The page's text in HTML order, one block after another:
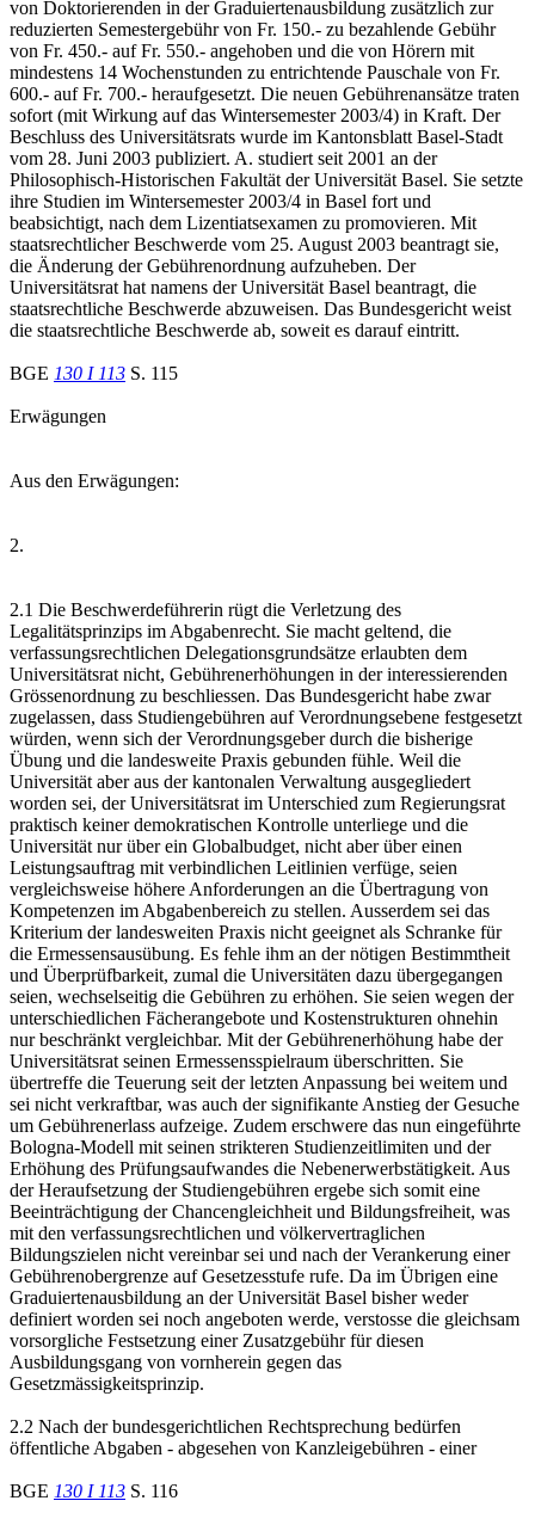
von Doktorierenden in der Graduiertenausbildung zusätzlich zur
reduzierten Semestergebühr von Fr. 150.- zu bezahlende Gebühr
von Fr. 450.- auf Fr. 550.- angehoben und die von Hörern mit
mindestens 14 Wochenstunden zu entrichtende Pauschale von Fr.
600.- auf Fr. 700.- heraufgesetzt. Die neuen Gebührenansätze traten
sofort (mit Wirkung auf das Wintersemester 2003/4) in Kraft. Der
Beschluss des Universitätsrats wurde im Kantonsblatt Basel-Stadt
vom 28. Juni 2003 publiziert. A. studiert seit 2001 an der
Philosophisch-Historischen Fakultät der Universität Basel. Sie setzte
ihre Studien im Wintersemester 2003/4 in Basel fort und
beabsichtigt, nach dem Lizentiatsexamen zu promovieren. Mit
staatsrechtlicher Beschwerde vom 25. August 2003 beantragt sie,
die Änderung der Gebührenordnung aufzuheben. Der
Universitätsrat hat namens der Universität Basel beantragt, die
staatsrechtliche Beschwerde abzuweisen. Das Bundesgericht weist
die staatsrechtliche Beschwerde ab, soweit es darauf eintritt.
BGE 130 I 113 S. 115
Erwägungen
Aus den Erwägungen:
2.
2.1 Die Beschwerdeführerin rügt die Verletzung des
Legalitätsprinzips im Abgabenrecht. Sie macht geltend, die
verfassungsrechtlichen Delegationsgrundsätze erlaubten dem
Universitätsrat nicht, Gebührenerhöhungen in der interessierenden
Grössenordnung zu beschliessen. Das Bundesgericht habe zwar
zugelassen, dass Studiengebühren auf Verordnungsebene festgesetzt
würden, wenn sich der Verordnungsgeber durch die bisherige
Übung und die landesweite Praxis gebunden fühle. Weil die
Universität aber aus der kantonalen Verwaltung ausgegliedert
worden sei, der Universitätsrat im Unterschied zum Regierungsrat
praktisch keiner demokratischen Kontrolle unterliege und die
Universität nur über ein Globalbudget, nicht aber über einen
Leistungsauftrag mit verbindlichen Leitlinien verfüge, seien
vergleichsweise höhere Anforderungen an die Übertragung von
Kompetenzen im Abgabenbereich zu stellen. Ausserdem sei das
Kriterium der landesweiten Praxis nicht geeignet als Schranke für
die Ermessensausübung. Es fehle ihm an der nötigen Bestimmtheit
und Überprüfbarkeit, zumal die Universitäten dazu übergegangen
seien, wechselseitig die Gebühren zu erhöhen. Sie seien wegen der
unterschiedlichen Fächerangebote und Kostenstrukturen ohnehin
nur beschränkt vergleichbar. Mit der Gebührenerhöhung habe der
Universitätsrat seinen Ermessensspielraum überschritten. Sie
übertreffe die Teuerung seit der letzten Anpassung bei weitem und
sei nicht verkraftbar, was auch der signifikante Anstieg der Gesuche
um Gebührenerlass aufzeige. Zudem erschwere das nun eingeführte
Bologna-Modell mit seinen strikteren Studienzeitlimiten und der
Erhöhung des Prüfungsaufwandes die Nebenerwerbstätigkeit. Aus
der Heraufsetzung der Studiengebühren ergebe sich somit eine
Beeinträchtigung der Chancengleichheit und Bildungsfreiheit, was
mit den verfassungsrechtlichen und völkervertraglichen
Bildungszielen nicht vereinbar sei und nach der Verankerung einer
Gebührenobergrenze auf Gesetzesstufe rufe. Da im Übrigen eine
Graduiertenausbildung an der Universität Basel bisher weder
definiert worden sei noch angeboten werde, verstosse die gleichsam
vorsorgliche Festsetzung einer Zusatzgebühr für diesen
Ausbildungsgang von vornherein gegen das
Gesetzmässigkeitsprinzip.
2.2 Nach der bundesgerichtlichen Rechtsprechung bedürfen
öffentliche Abgaben - abgesehen von Kanzleigebühren - einer
BGE 130 I 113 S. 116